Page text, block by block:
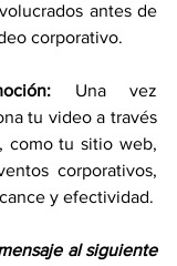
antes de
corporativo.
Una vez
tu video a través
como tu sitio web,
corporativos,
y efectividad.
al siguiente